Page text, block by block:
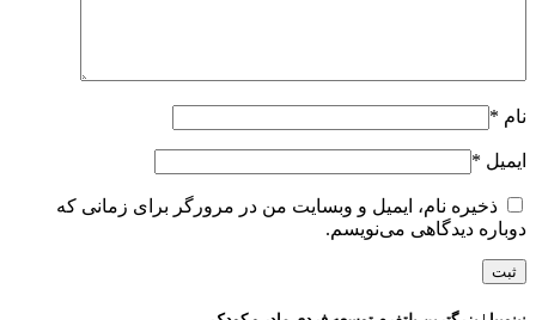
*
*
ذخیره نام، ایمیل و وبسایت من در مرورگر برای زمانی که
دیدگاهی می‌نویسم.